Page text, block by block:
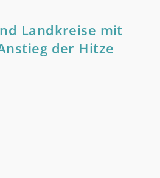
Landkreise mit
der Hitze